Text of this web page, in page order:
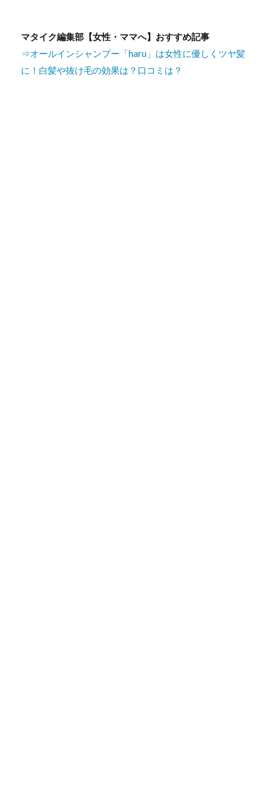
マタイク編集部【女性・ママへ】おすすめ記事
⇒オールインシャンプー「haru」は女性に優しくツヤ髪
に！白髪や抜け毛の効果は？口コミは？